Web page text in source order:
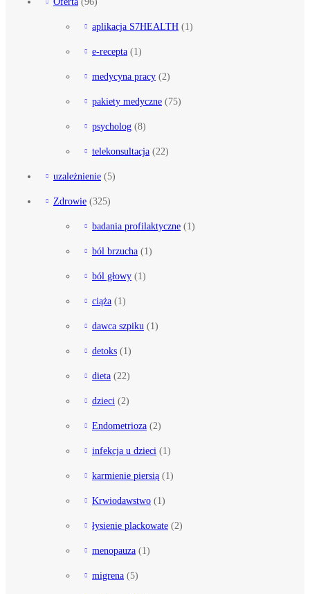
aplikacja S7HEALTH (1)
e-recepta (1)
medycyna pracy (2)
pakiety medyczne (75)
psycholog (8)
telekonsultacja (22)
uzależnienie (5)
Zdrowie (325)
badania profilaktyczne (1)
ból brzucha (1)
ból głowy (1)
ciąża (1)
dawca szpiku (1)
detoks (1)
dieta (22)
dzieci (2)
Endometrioza (2)
infekcja u dzieci (1)
karmienie piersią (1)
Krwiodawstwo (1)
łysienie plackowate (2)
menopauza (1)
migrena (5)